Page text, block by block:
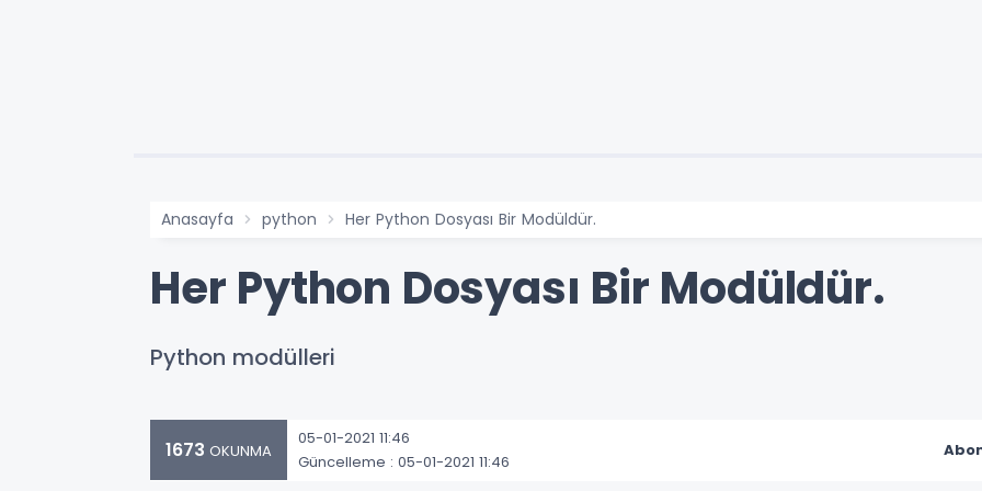
Anasayfa python Her Python Dosyası Bir Modüldür.
Her Python Dosyası Bir Modüldür.
Python modülleri
1673 OKUNMA
05-01-2021 11:46
Güncelleme : 05-01-2021 11:46